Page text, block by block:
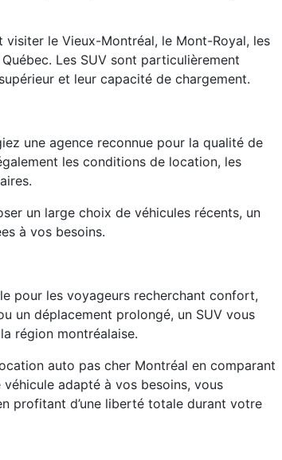
le Vieux-Montréal, le Mont-Royal, les
Les SUV sont particulièrement
et leur capacité de chargement.
une agence reconnue pour la qualité de
les conditions de location, les
un large choix de véhicules récents, un
à vos besoins.
pour les voyageurs recherchant confort,
un déplacement prolongé, un SUV vous
région montréalaise.
auto pas cher Montréal en comparant
adapté à vos besoins, vous
profitant d’une liberté totale durant votre